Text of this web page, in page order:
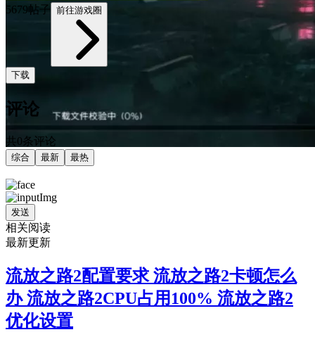
5679帖子
前往游戏圈
下载
评论
共0条评论
综合 最新 最热
发送
相关阅读
最新更新
流放之路2配置要求 流放之路2卡顿怎么
办 流放之路2CPU占用100% 流放之路2
优化设置